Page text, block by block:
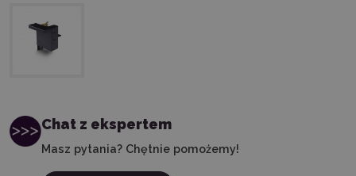
Chat z ekspertem
Masz pytania? Chętnie pomożemy!